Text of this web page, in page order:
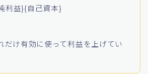
利益}{自己資本}
だけ有効に使って利益を上げてい